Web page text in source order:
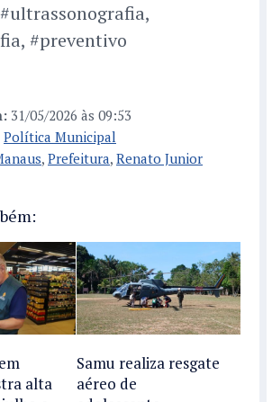
#preventivo
31/05/2026 às 09:53
Política Municipal
, Prefeitura, Renato Junior
alta
Samu realiza resgate
aéreo de